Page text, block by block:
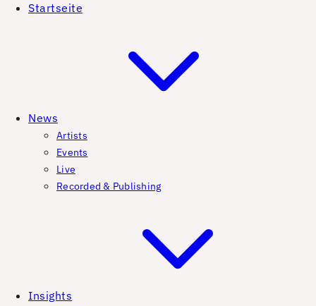
Startseite
News
Artists
Events
Live
Recorded & Publishing
Insights